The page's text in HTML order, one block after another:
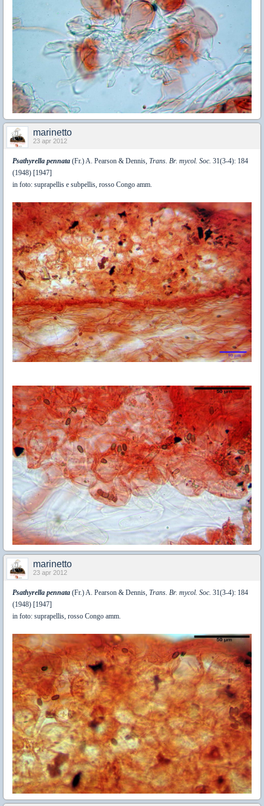
marinetto
23 apr 2012
Psathyrella pennata (Fr.) A. Pearson & Dennis, Trans. Br. mycol. Soc. 31(3-4): 184
(1948) [1947]
in foto: suprapellis e subpellis, rosso Congo amm.
marinetto
23 apr 2012
Psathyrella pennata (Fr.) A. Pearson & Dennis, Trans. Br. mycol. Soc. 31(3-4): 184
(1948) [1947]
in foto: suprapellis, rosso Congo amm.